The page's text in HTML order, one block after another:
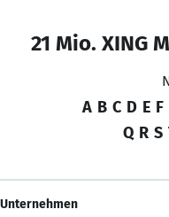
21 Mio. XING
A B C D E F
Q R S
Unternehmen